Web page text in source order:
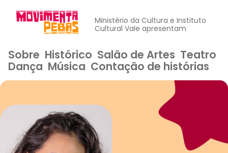
Ministério da Cultura e Instituto
Cultural Vale apresentam
Sobre Histórico Salão de Artes Teatro
Dança Música Contação de histórias